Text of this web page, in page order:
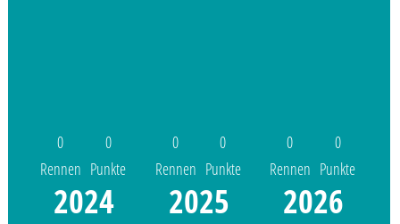
0
Rennen
0
Punkte
2024
0
Rennen
0
Punkte
2025
0
Rennen
0
Punkte
2026